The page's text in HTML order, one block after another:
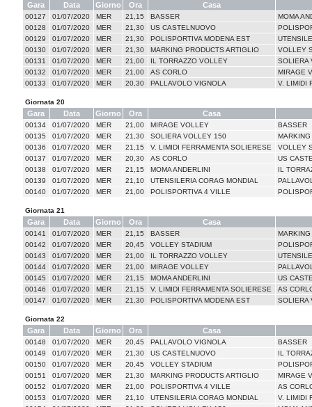
Gara Data Giorno Ora Casa
00127 01/07/2020 MER 21,15 BASSER
MOMA
00128
01/07/2020 MER 21,30 US CASTELNUOVO
00129
01/07/2020 MER 21,30 POLISPORTIVA MODENA EST
00130
01/07/2020 MER 21,30 MARKING PRODUCTS ARTIGLIO
VOLLEY
00131
01/07/2020 MER 21,00 IL TORRAZZO VOLLEY
SOLIERA
00132
01/07/2020 MER 21,00 AS CORLO
MIRAGE
00133
01/07/2020 MER 20,30 PALLAVOLO VIGNOLA V. LIMIDI
Giornata 20
Gara Data Giorno Ora Casa
00134 01/07/2020 MER 21,00 MIRAGE VOLLEY
BASSER
00135
01/07/2020 MER 21,30 SOLIERA VOLLEY 150
00136
01/07/2020 MER 21,15 V. LIMIDI FERRAMENTA SOLIERESE
VOLLEY
00137
01/07/2020 MER 20,30 AS CORLO
US
00138
01/07/2020 MER 21,15 MOMA ANDERLINI
IL
00139
01/07/2020 MER 21,10 UTENSILERIA CORAG MONDIAL
00140
01/07/2020 MER 21,00 POLISPORTIVA 4 VILLE
Giornata 21
Gara Data Giorno Ora Casa
00141 01/07/2020 MER 21,15 BASSER
00142
01/07/2020 MER 20,45 VOLLEY STADIUM
00143
01/07/2020 MER 21,00 IL TORRAZZO VOLLEY
00144
01/07/2020 MER 21,00 MIRAGE VOLLEY
00145
01/07/2020 MER 21,15 MOMA ANDERLINI
US
00146
01/07/2020 MER 21,15 V. LIMIDI FERRAMENTA SOLIERESE
AS
00147
01/07/2020 MER 21,30 POLISPORTIVA MODENA EST SOLIERA
Giornata 22
Gara Data Giorno Ora Casa
00148 01/07/2020 MER 20,45 PALLAVOLO VIGNOLA
BASSER
00149
01/07/2020 MER 21,30 US CASTELNUOVO
IL
00150
01/07/2020 MER 20,45 VOLLEY STADIUM
00151
01/07/2020 MER 21,30 MARKING PRODUCTS ARTIGLIO
MIRAGE
00152
01/07/2020 MER 21,00 POLISPORTIVA 4 VILLE
AS
00153
01/07/2020 MER 21,10 UTENSILERIA CORAG MONDIAL
V. LIMIDI